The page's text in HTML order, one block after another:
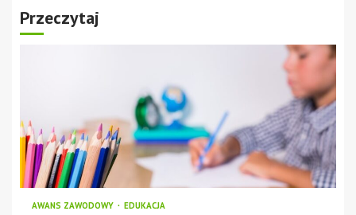
Przeczytaj
AWANS ZAWODOWY EDUKACJA